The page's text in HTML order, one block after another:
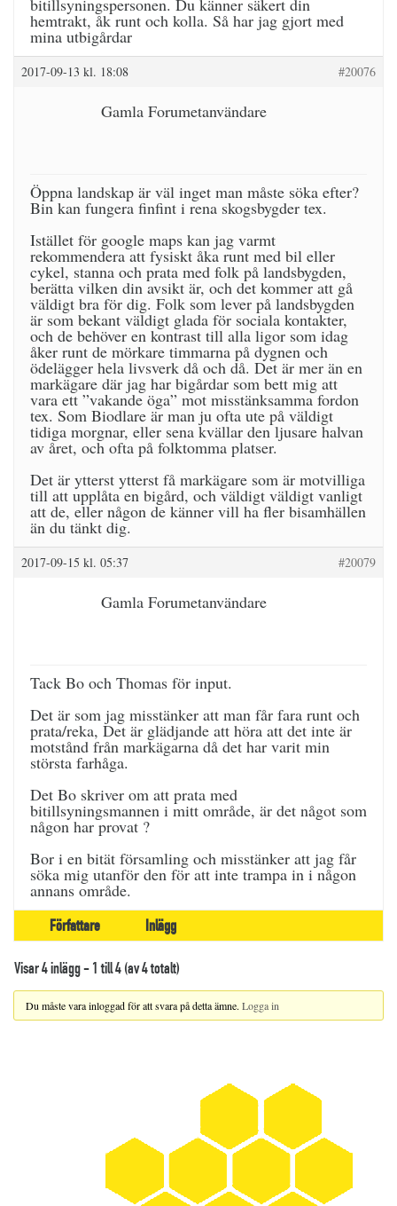
bitillsyningspersonen. Du känner säkert din
hemtrakt, åk runt och kolla. Så har jag gjort med
mina utbigårdar
2017-09-13 kl. 18:08 #20076
Gamla Forumetanvändare
Öppna landskap är väl inget man måste söka efter?
Bin kan fungera finfint i rena skogsbygder tex.
Istället för google maps kan jag varmt
rekommendera att fysiskt åka runt med bil eller
cykel, stanna och prata med folk på landsbygden,
berätta vilken din avsikt är, och det kommer att gå
väldigt bra för dig. Folk som lever på landsbygden
är som bekant väldigt glada för sociala kontakter,
och de behöver en kontrast till alla ligor som idag
åker runt de mörkare timmarna på dygnen och
ödelägger hela livsverk då och då. Det är mer än en
markägare där jag har bigårdar som bett mig att
vara ett ”vakande öga” mot misstänksamma fordon
tex. Som Biodlare är man ju ofta ute på väldigt
tidiga morgnar, eller sena kvällar den ljusare halvan
av året, och ofta på folktomma platser.
Det är ytterst ytterst få markägare som är motvilliga
till att upplåta en bigård, och väldigt väldigt vanligt
att de, eller någon de känner vill ha fler bisamhällen
än du tänkt dig.
2017-09-15 kl. 05:37 #20079
Gamla Forumetanvändare
Tack Bo och Thomas för input.
Det är som jag misstänker att man får fara runt och
prata/reka, Det är glädjande att höra att det inte är
motstånd från markägarna då det har varit min
största farhåga.
Det Bo skriver om att prata med
bitillsyningsmannen i mitt område, är det något som
någon har provat ?
Bor i en bität församling och misstänker att jag får
söka mig utanför den för att inte trampa in i någon
annans område.
Författare Inlägg
Visar 4 inlägg - 1 till 4 (av 4 totalt)
Du måste vara inloggad för att svara på detta ämne. Logga in